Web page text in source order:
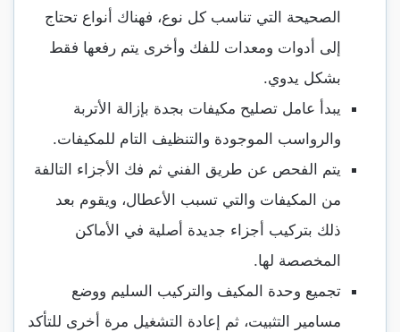
الصحيحة التي تناسب كل نوع، فهناك أنواع تحتاج
إلى أدوات ومعدات للفك وأخرى يتم رفعها فقط
بشكل يدوي.
يبدأ عامل تصليح مكيفات بجدة بإزالة الأتربة
والرواسب الموجودة والتنظيف التام للمكيفات.
يتم الفحص عن طريق الفني ثم فك الأجزاء التالفة
من المكيفات والتي تسبب الأعطال، ويقوم بعد
ذلك بتركيب أجزاء جديدة أصلية في الأماكن
المخصصة لها.
تجميع وحدة المكيف والتركيب السليم ووضع
مسامير التثبيت، ثم إعادة التشغيل مرة أخرى للتأكد